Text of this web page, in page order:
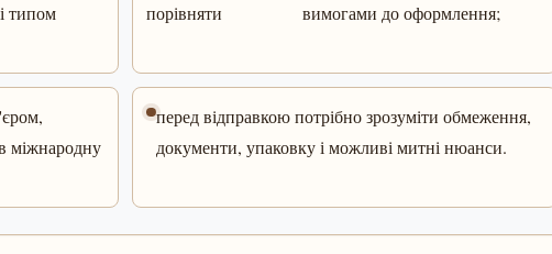
типом
порівняти
вимогами до оформлення;
міжнародну
перед відправкою потрібно зрозуміти обмеження,
документи, упаковку і можливі митні нюанси.